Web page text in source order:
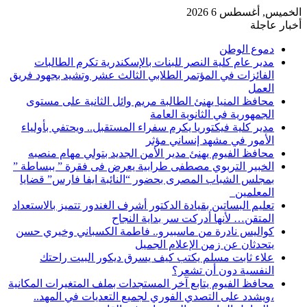
الخميس, أغسطس 6 2026
أخبار عاجلة
دموع الوطن
مدير عام كلية النصر للبنات بالإسكندرية تكرم الطالبات
الفائزات في المؤتمر الطلابي الثالث عشر وتشيد بجهود فريق
العمل
محافظ المنيا يهنئ الطالبة مريم وائل الثانية على مستوى
الجمهورية في الثانوية العامة
مدير كلية فيكتوريا يكرم سفراء المستقبل.. ويحتفي بأولياء
الأمور في مشهد إنساني مؤثر
محافظ الفيوم يهنئ مدير الأمن الجديد بتولي مهام منصبه
الخبير التربوي مصطفى طرابية يعرض فى فقرة ” ببساطة ”
بمجلس الشباب المصرى بحضور “النائبة ايفا فارس” قضايا
المعلمين
تعليم البساتين بقيادة الدكتور أشرف الغندور تتميز بالاستعداد
المتقن… لأنها أدركت سر بداية النجاح
كواليس نادرة من ماسبيرو.. فاطمة الكسباني وخيري حسن
يتحدثان عن زمن الإعلام الجميل
علاء ثابت مسلم يكتب كيف يسرق ديكور البيت راحتك
النفسية دون أن تشعر؟
محافظ الفيوم يتابع آخر المستجدات بملف المتغيرات المكانية
،ويشدد على التصدي الفوري لجميع التعديات في المهد..